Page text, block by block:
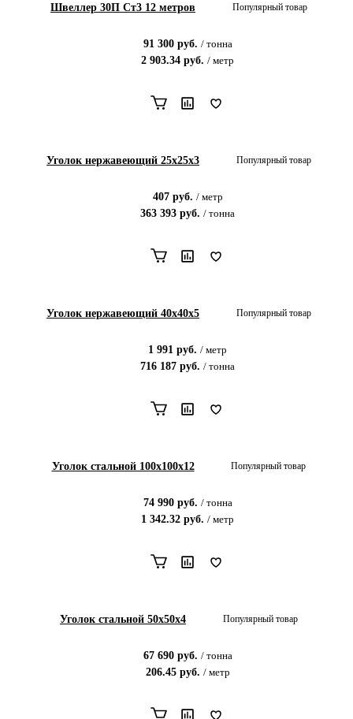
Швеллер 30П Ст3 12 метров Популярный товар
91 300руб. / тонна
2 903.34 руб. / метр
Уголок нержавеющий 25х25х3 Популярный товар
407руб. / метр
363 393 руб. / тонна
Уголок нержавеющий 40х40х5 Популярный товар
1 991 руб. / метр
716 187 руб. / тонна
Уголок стальной 100х100х12 Популярный товар
74 990руб. / тонна
1 342.32 руб. / метр
Уголок стальной 50x50х4 Популярный товар
67 690руб. / тонна
206.45руб. / метр